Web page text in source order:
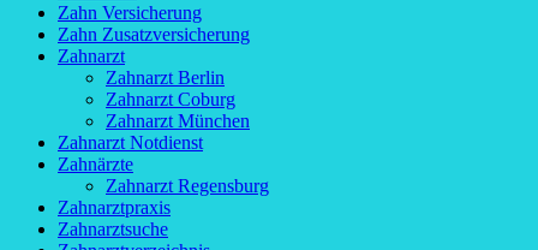
Zahn Versicherung
Zahn Zusatzversicherung
Zahnarzt
Zahnarzt Berlin
Zahnarzt Coburg
Zahnarzt München
Zahnarzt Notdienst
Zahnärzte
Zahnarzt Regensburg
Zahnarztpraxis
Zahnarztsuche